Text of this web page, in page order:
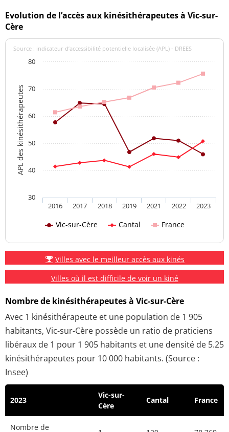
Evolution de l’accès aux kinésithérapeutes à Vic-sur-
Cère
APL des kinésithérapeutes
Source : indicateur d’accessibilité potentielle localisée (APL) - DREES
Vic-sur-Cère Cantal France
2016 2017 2018 2019 2021 2022 2023
30
40
50
60
70
80
Villes avec le meilleur accès aux kinés
Villes où il est difficile de voir un kiné
Nombre de kinésithérapeutes à Vic-sur-Cère
Avec 1 kinésithérapeute et une population de 1 905
habitants, Vic-sur-Cère possède un ratio de praticiens
libéraux de 1 pour 1 905 habitants et une densité de 5.25
kinésithérapeutes pour 10 000 habitants. (Source :
Insee)
2023
Vic-sur-
Cère
Cantal France
Nombre de